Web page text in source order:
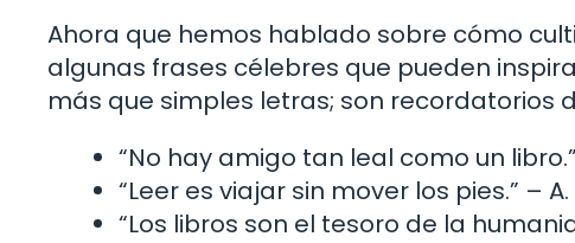
Ahora que hemos hablado sobre cómo
algunas frases célebres que pueden
más que simples letras; son recordatorios
“No hay amigo tan leal como un
“Leer es viajar sin mover los pies.” – A.
“Los libros son el tesoro de la